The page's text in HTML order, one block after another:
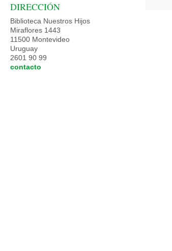
DIRECCIÓN
Biblioteca Nuestros Hijos
Miraflores 1443
11500 Montevideo
Uruguay
2601 90 99
contacto